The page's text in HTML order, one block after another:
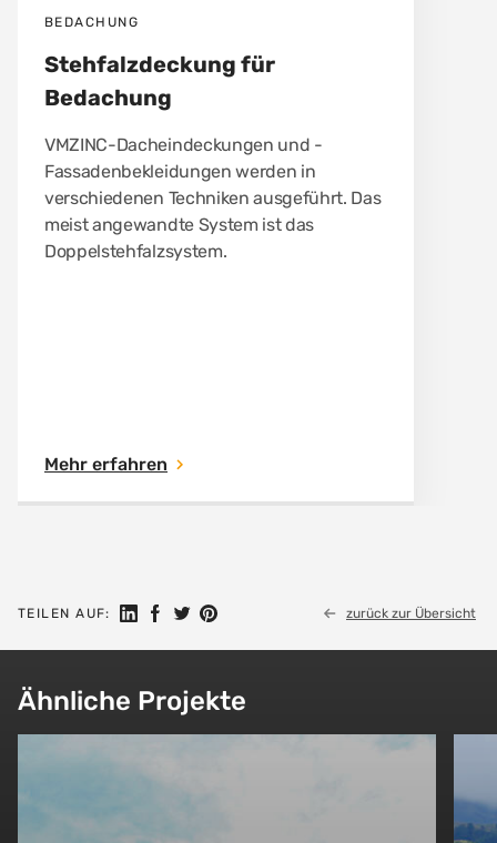
BEDACHUNG
Stehfalzdeckung für
Bedachung
VMZINC-Dacheindeckungen und -
Fassadenbekleidungen werden in
verschiedenen Techniken ausgeführt. Das
meist angewandte System ist das
Doppelstehfalzsystem.
Mehr erfahren
TEILEN AUF: Auf LinkedIn teilen
Auf Facebook teilen
Auf Twitter teilen
Auf Pinterest teilenzurück zur Übersicht
Ähnliche Projekte